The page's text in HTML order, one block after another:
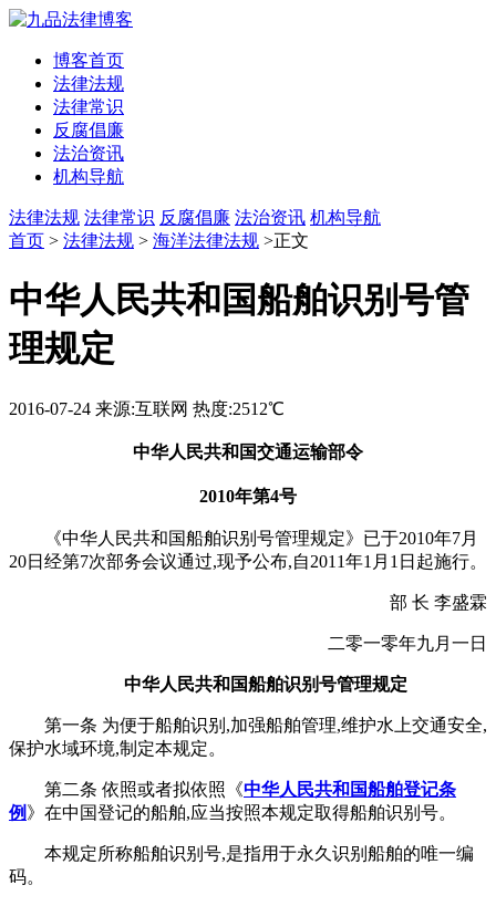
博客首页
法律法规
法律常识
反腐倡廉
法治资讯
机构导航
法律法规 法律常识 反腐倡廉 法治资讯 机构导航
首页 > 法律法规 > 海洋法律法规 >正文
中华人民共和国船舶识别号管
理规定
2016-07-24 来源:互联网 热度:2512℃
中华人民共和国交通运输部令
2010年第4号
《中华人民共和国船舶识别号管理规定》已于2010年7月
20日经第7次部务会议通过,现予公布,自2011年1月1日起施行。
部 长 李盛霖
二零一零年九月一日
中华人民共和国船舶识别号管理规定
第一条 为便于船舶识别,加强船舶管理,维护水上交通安全,
保护水域环境,制定本规定。
第二条 依照或者拟依照《中华人民共和国船舶登记条
例 》在中国登记的船舶,应当按照本规定取得船舶识别号。
本规定所称船舶识别号,是指用于永久识别船舶的唯一编
码。